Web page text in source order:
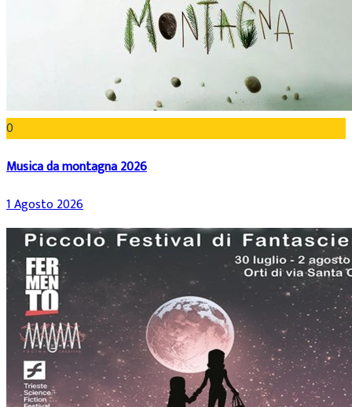
0
Musica da montagna 2026
1 Agosto 2026